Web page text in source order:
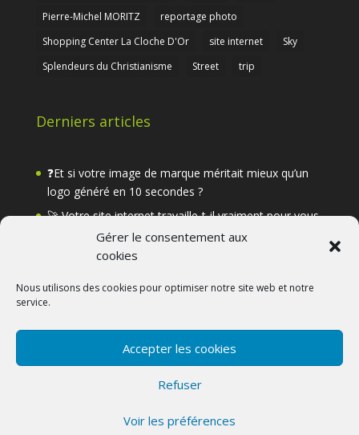
Gérer le consentement aux
cookies
Nous utilisons des cookies pour optimiser notre site web et notre
service.
Accepter les cookies
Refuser
Voir les préférences
Pierre-Michel MORITZ
reportage photo
Shopping Center La Cloche D'Or
site internet
Sky
Splendeurs du Christianisme
Street trip
Derniers articles
❓Et si votre image de marque méritait mieux qu’un
logo généré en 10 secondes ?
🚀 Votre site internet travaille-t-il vraiment pour vous
🌿Kercus.eu Un nouveau site est en ligne
Nouveau catalogue PRINT
L’illusion du « Tout Gratuit » dans la Communication